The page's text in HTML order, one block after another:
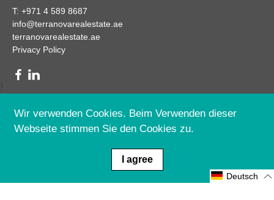
T: +971 4 589 8687
info@terranovarealestate.ae
terranovarealestate.ae
Privacy Policy
Terra Nova Real Estate
Wir verwenden Cookies. Beim Verwenden dieser
Webseite stimmen Sie den Cookies zu.
I agree
Deutsch